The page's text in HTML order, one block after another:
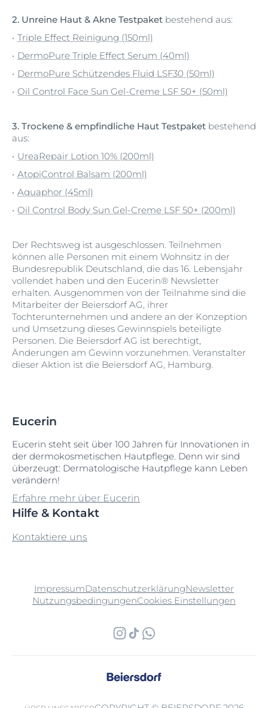
2. Unreine Haut & Akne Testpaket bestehend aus:
Triple Effect Reinigung (150ml)
DermoPure Triple Effect Serum (40ml)
DermoPure Schützendes Fluid LSF30 (50ml)
Oil Control Face Sun Gel-Creme LSF 50+ (50ml)
3. Trockene & empfindliche Haut Testpaket bestehend
aus:
UreaRepair Lotion 10% (200ml)
AtopiControl Balsam (200ml)
Aquaphor (45ml)
Oil Control Body Sun Gel-Creme LSF 50+ (200ml)
Der Rechtsweg ist ausgeschlossen. Teilnehmen
können alle Personen mit einem Wohnsitz in der
Bundesrepublik Deutschland, die das 16. Lebensjahr
vollendet haben und den Eucerin® Newsletter
erhalten. Ausgenommen von der Teilnahme sind die
Mitarbeiter der Beiersdorf AG, ihrer
Tochterunternehmen und andere an der Konzeption
und Umsetzung dieses Gewinnspiels beteiligte
Personen. Die Beiersdorf AG ist berechtigt,
Änderungen am Gewinn vorzunehmen. Veranstalter
dieser Aktion ist die Beiersdorf AG, Hamburg.
Eucerin
Eucerin steht seit über 100 Jahren für Innovationen in
der dermokosmetischen Hautpflege. Denn wir sind
überzeugt: Dermatologische Hautpflege kann Leben
verändern!
Erfahre mehr über Eucerin
Hilfe & Kontakt
Kontaktiere uns
ImpressumDatenschutzerklärungNewsletter
NutzungsbedingungenCookies Einstellungen